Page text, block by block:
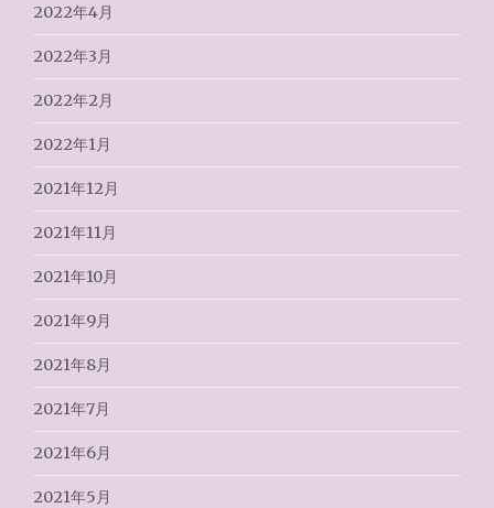
2022年4月
2022年3月
2022年2月
2022年1月
2021年12月
2021年11月
2021年10月
2021年9月
2021年8月
2021年7月
2021年6月
2021年5月